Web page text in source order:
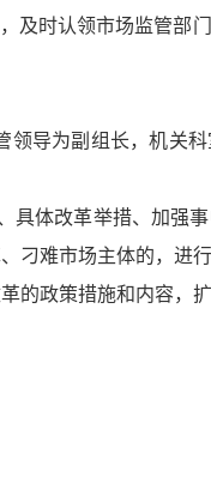
及时认领市场监管部
领导为副组长，机关
具体改革举措、加强
刁难市场主体的，进行
的政策措施和内容，